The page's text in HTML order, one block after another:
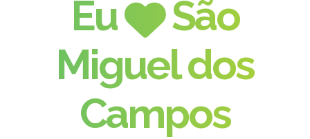
Eu
São
Miguel dos
Campos